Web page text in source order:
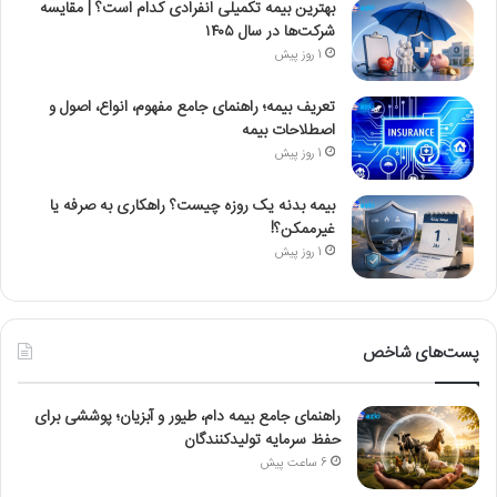
بهترین بیمه تکمیلی انفرادی کدام است؟ | مقایسه
شرکت‌ها در سال ۱۴۰۵
1 روز پیش
تعریف بیمه؛ راهنمای جامع مفهوم، انواع، اصول و
اصطلاحات بیمه
1 روز پیش
بیمه بدنه یک روزه چیست؟ راهکاری به صرفه یا
غیرممکن؟!
1 روز پیش
پست‌های شاخص
راهنمای جامع بیمه دام، طیور و آبزیان؛ پوششی برای
حفظ سرمایه تولیدکنندگان
6 ساعت پیش